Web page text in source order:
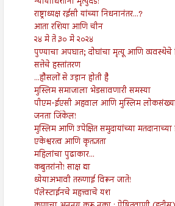
राष्ट्राध्यक्ष रईसी यांच्या निधनानंतर...?
आता रशिया आणि चीन
२४ मे ते ३० मे २०२४
पुण्याचा अपघात; दोघांचा मृत्यू आणि व्यवस्थेचे
सत्तेचे हस्तांतरण
...हौसलों से उड़ान होती है
मुस्लिम समाजाला भेडसावणारी समस्या
पीएम-ईएसी अहवाल आणि मुस्लिम
जनता जिंकेल!
मुस्लिम आणि उपेक्षित समुदायांच्या मतदानाच्या
एकेश्वरत्व आणि कृतज्ञता
महिलांचा पुढाकार...
कबुतरांनो! साक्ष द्या
ध्येयाअभावी तरुणाई विरून जाते!
पॅलेस्टाईनचे महत्त्वाचे यश